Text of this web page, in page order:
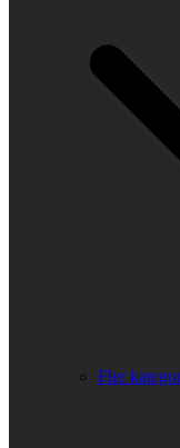
Fler